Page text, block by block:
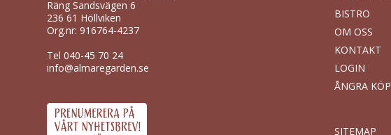
Räng Sandsvägen 6
236 61 Höllviken
Org.nr: 916764-4237
Tel040-45 70 24
info@almaregarden.se
BISTRO
OM OSS
KONTAKT
LOGIN
ÅNGRA KÖP
SITEMAP